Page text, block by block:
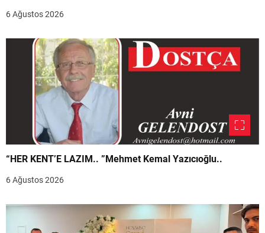
6 Ağustos 2026
“HER KENT’E LAZIM.. ”Mehmet Kemal Yazıcıoğlu..
6 Ağustos 2026